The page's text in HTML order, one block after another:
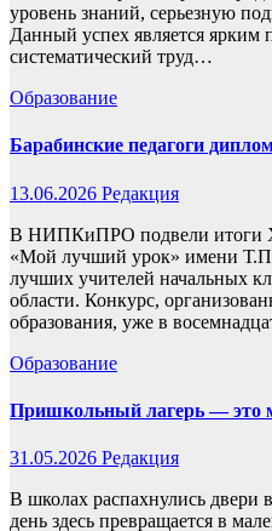
уровень знаний, серьезную
Данный успех является ярким
систематический труд…
Образование
Барабинские педагоги
13.06.2026 Редакция
В НИПКиПРО подвели итоги
«Мой лучший урок» имени
лучших учителей начальных
области. Конкурс,
образования, уже в
Образование
Пришкольный лагерь — это
31.05.2026 Редакция
В школах распахнулись
день здесь превращается в